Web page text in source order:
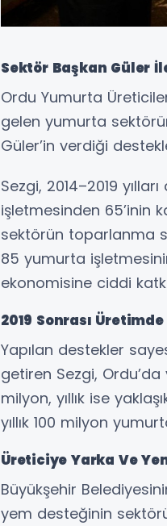
Sektör Başkan Güler
Ordu Yumurta
gelen yumurta
Güler’in verdiği
Sezgi, 2014–2019
işletmesinden 65’inin
sektörün toparlanma
85 yumurta
ekonomisine ciddi
2019 Sonrası
Yapılan destekler
getiren Sezgi, Ordu’da
milyon, yıllık ise
yıllık 100 milyon
Üreticiye Yarka Ve
Büyükşehir
yem desteğinin